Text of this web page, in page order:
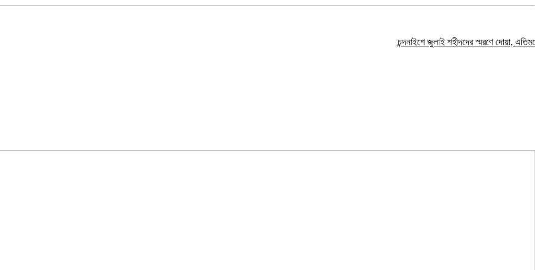
চন্দনাইশে জুলাই শহীদদের স্মরণে দোয়া, এতিমদের মাঝে